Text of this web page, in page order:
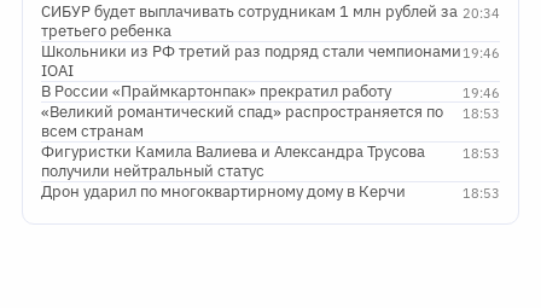
20:34
СИБУР будет выплачивать сотрудникам 1 млн рублей за
третьего ребенка
19:46
Школьники из РФ третий раз подряд стали чемпионами
IOAI
19:46
В России «Праймкартонпак» прекратил работу
18:53
«Великий романтический спад» распространяется по
всем странам
18:53
Фигуристки Камила Валиева и Александра Трусова
получили нейтральный статус
18:53
Дрон ударил по многоквартирному дому в Керчи